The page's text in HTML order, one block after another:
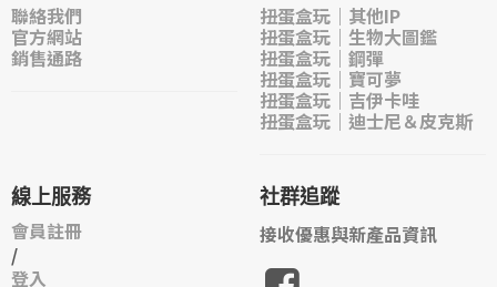
聯絡我們
官方網站
銷售通路
扭蛋盒玩｜其他IP
扭蛋盒玩｜生物大圖鑑
扭蛋盒玩｜鋼彈
扭蛋盒玩｜寶可夢
扭蛋盒玩｜吉伊卡哇
扭蛋盒玩｜迪士尼＆皮克斯
線上服務
會員註冊
/
登入
社群追蹤
接收優惠與新產品資訊